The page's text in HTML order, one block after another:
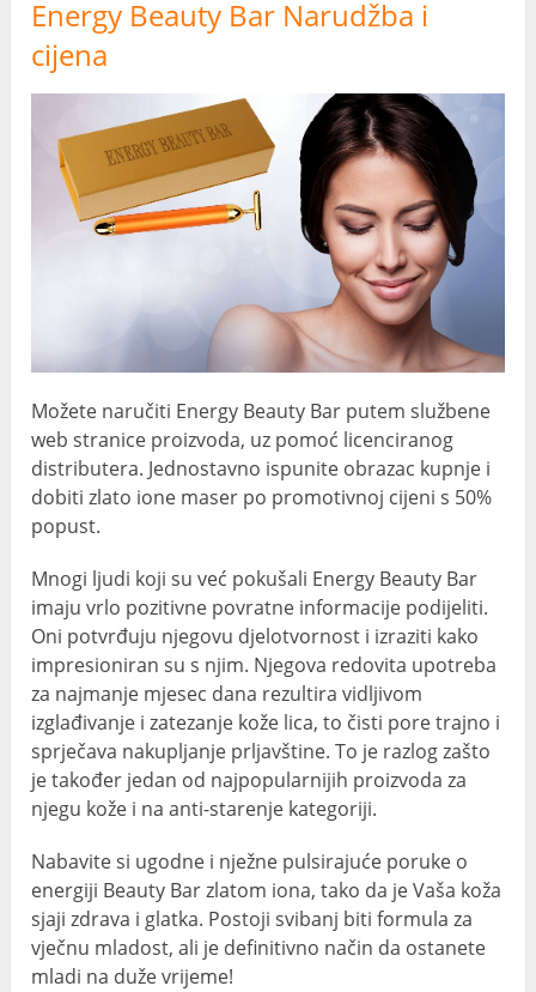
Energy Beauty Bar Narudžba i
cijena
Možete naručiti Energy Beauty Bar putem službene
web stranice proizvoda, uz pomoć licenciranog
distributera. Jednostavno ispunite obrazac kupnje i
dobiti zlato ione maser po promotivnoj cijeni s 50%
popust.
Mnogi ljudi koji su već pokušali Energy Beauty Bar
imaju vrlo pozitivne povratne informacije podijeliti.
Oni potvrđuju njegovu djelotvornost i izraziti kako
impresioniran su s njim. Njegova redovita upotreba
za najmanje mjesec dana rezultira vidljivom
izglađivanje i zatezanje kože lica, to čisti pore trajno i
sprječava nakupljanje prljavštine. To je razlog zašto
je također jedan od najpopularnijih proizvoda za
njegu kože i na anti-starenje kategoriji.
Nabavite si ugodne i nježne pulsirajuće poruke o
energiji Beauty Bar zlatom iona, tako da je Vaša koža
sjaji zdrava i glatka. Postoji svibanj biti formula za
vječnu mladost, ali je definitivno način da ostanete
mladi na duže vrijeme!